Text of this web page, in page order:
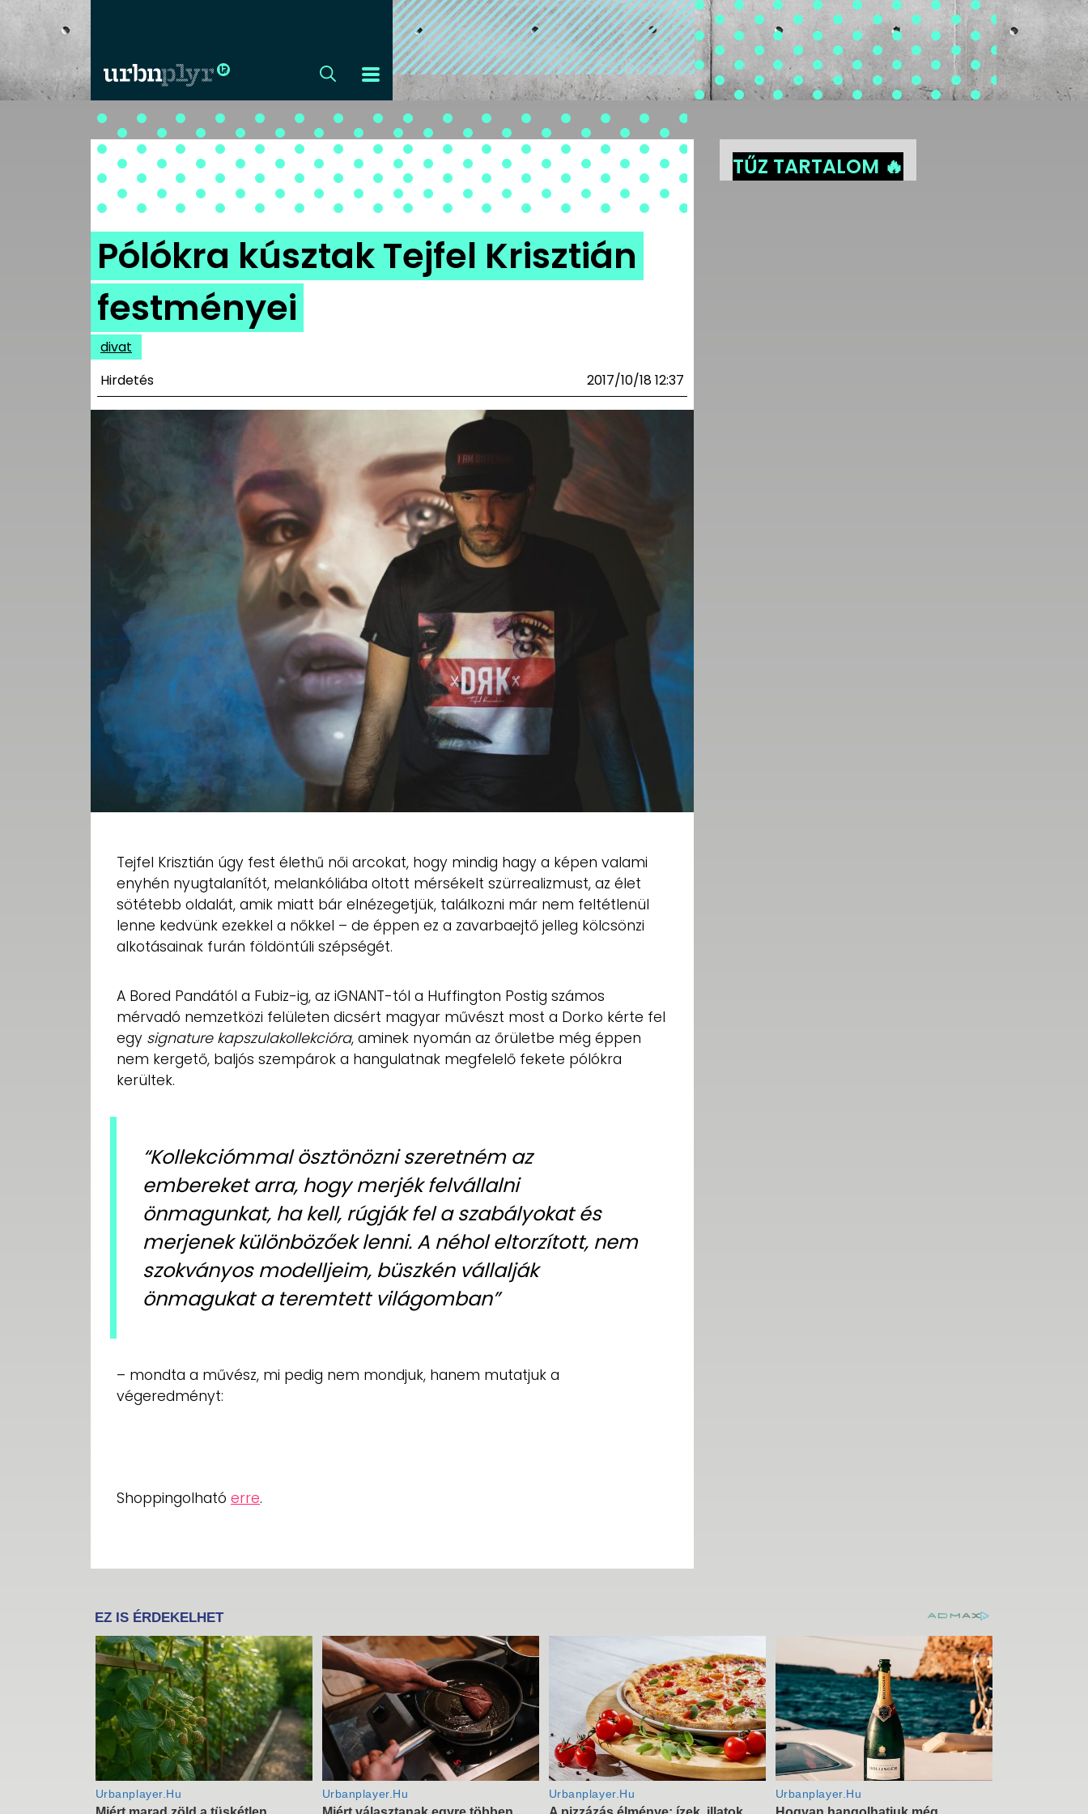
CÍMLAP
DIZÁJN
DIVAT
HIP
KULT
ZENE
PR-ARCHÍVUM
ADATKEZELÉSI
TÁJÉKOZTATÓ
Pólókra kúsztak Tejfel Krisztián
festményei
divat
Hirdetés
2017/10/18 12:37
Tejfel Krisztián úgy fest élethű női arcokat, hogy mindig hagy a képen valami
enyhén nyugtalanítót, melankóliába oltott mérsékelt szürrealizmust, az élet
sötétebb oldalát, amik miatt bár elnézegetjük, találkozni már nem feltétlenül
lenne kedvünk ezekkel a nőkkel – de éppen ez a zavarbaejtő jelleg kölcsönzi
alkotásainak furán földöntúli szépségét.
A Bored Pandától a Fubiz-ig, az iGNANT-tól a Huffington Postig számos
mérvadó nemzetközi felületen dicsért magyar művészt most a Dorko kérte fel
egy signature kapszulakollekcióra, aminek nyomán az őrületbe még éppen
nem kergető, baljós szempárok a hangulatnak megfelelő fekete pólókra
kerültek.
“Kollekciómmal ösztönözni szeretném az
embereket arra, hogy merjék felvállalni
önmagunkat, ha kell, rúgják fel a szabályokat és
merjenek különbözőek lenni. A néhol eltorzított, nem
szokványos modelljeim, büszkén vállalják
önmagukat a teremtett világomban”
– mondta a művész, mi pedig nem mondjuk, hanem mutatjuk a
végeredményt:
Shoppingolható erre.
TŰZ TARTALOM 🔥